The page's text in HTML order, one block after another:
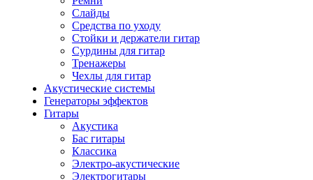
Слайды
Средства по уходу
Стойки и держатели гитар
Сурдины для гитар
Тренажеры
Чехлы для гитар
Акустические системы
Генераторы эффектов
Гитары
Акустика
Бас гитары
Классика
Электро-акустические
Электрогитары